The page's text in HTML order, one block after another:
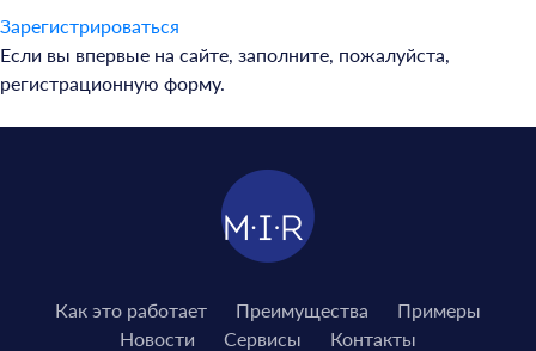
Зарегистрироваться
Если вы впервые на сайте, заполните, пожалуйста,
регистрационную форму.
Как это работает Преимущества
Примеры
Новости
Сервисы Контакты